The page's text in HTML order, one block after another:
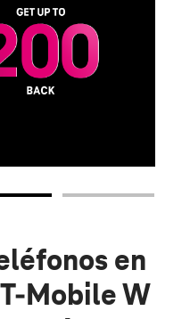
en
Mobile W